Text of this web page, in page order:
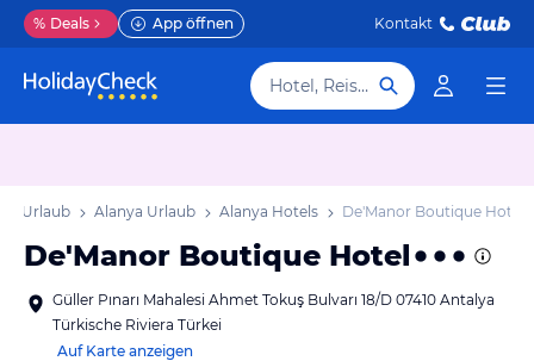
% Deals App öffnen Kontakt
Hotel, Reiseziel
Urlaub Alanya Urlaub Alanya Hotels De'Manor Boutique Hotel
De'Manor Boutique Hotel
Güller Pınarı Mahalesi Ahmet Tokuş Bulvarı 18/D 07410 Antalya
Türkische Riviera Türkei
Auf Karte anzeigen